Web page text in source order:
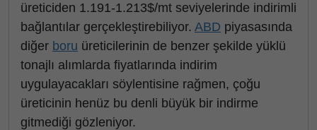
üreticiden 1.191-1.213$/mt seviyelerinde indirimli
bağlantılar gerçekleştirebiliyor. ABD piyasasında
diğer boru üreticilerinin de benzer şekilde yüklü
tonajlı alımlarda fiyatlarında indirim
uygulayacakları söylentisine rağmen, çoğu
üreticinin henüz bu denli büyük bir indirme
gitmediği gözleniyor.